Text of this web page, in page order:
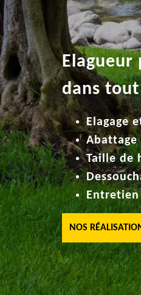
Elagueur
dans
Elagage
Abattage
Taille de
NOS